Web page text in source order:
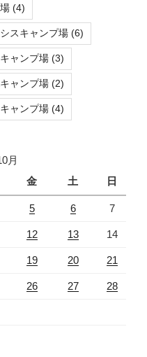
(4)
スキャンプ場 (6)
ャンプ場 (3)
ャンプ場 (2)
ャンプ場 (4)
月
金 土 日
5 6 7
12 13 14
19 20 21
26 27 28